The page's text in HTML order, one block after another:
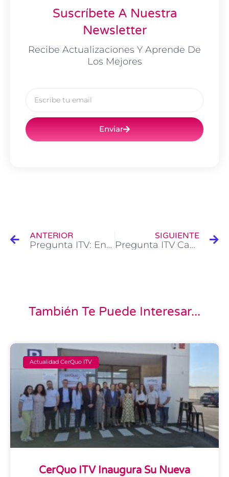
Suscríbete A Nuestra
Newsletter
Recibe Actualizaciones Y Aprende De
Los Mejores
Enviar
ANTERIOR
Pregunta ITV: En la ficha técnica de mi vehículo (Nissan Qashqai+2), pone en neumático 215/60R1791U. Pero siempre ha tenido neumáticos código H. ¿Es normal?
SIGUIENTE
Pregunta ITV Cambio de Centro de ITV: Mi vehículo ha dado desfavorable en una itv de Alicante. Yo vivo en Albacete. Si Arreglo la avería puedo pasar la itv en Albacete? Sin necesidad de hacer los trámites de expedientes?
También Te Puede Interesar...
Actualidad CerQuo ITV
CerQuo ITV Inaugura Su Nueva